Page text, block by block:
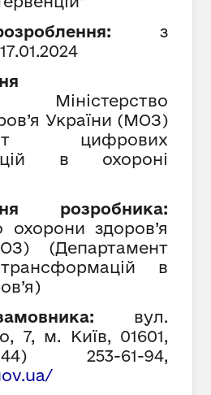
з
17.01.2024
’я України (МОЗ)
цифрових
в охороні
розробника:
охорони здоров’я
(Департамент
в
’я)
вул.
7, м. Київ, 01601,
253-61-94,